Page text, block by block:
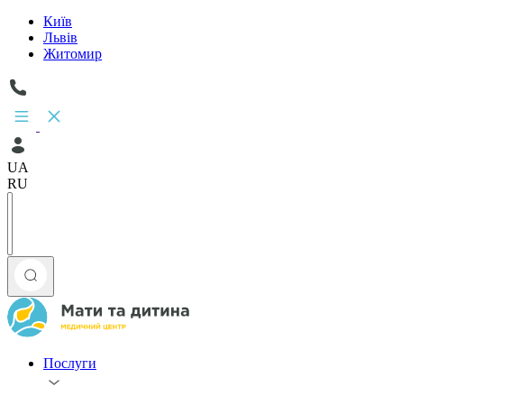
Київ
Львів
Житомир
UA
RU
Послуги